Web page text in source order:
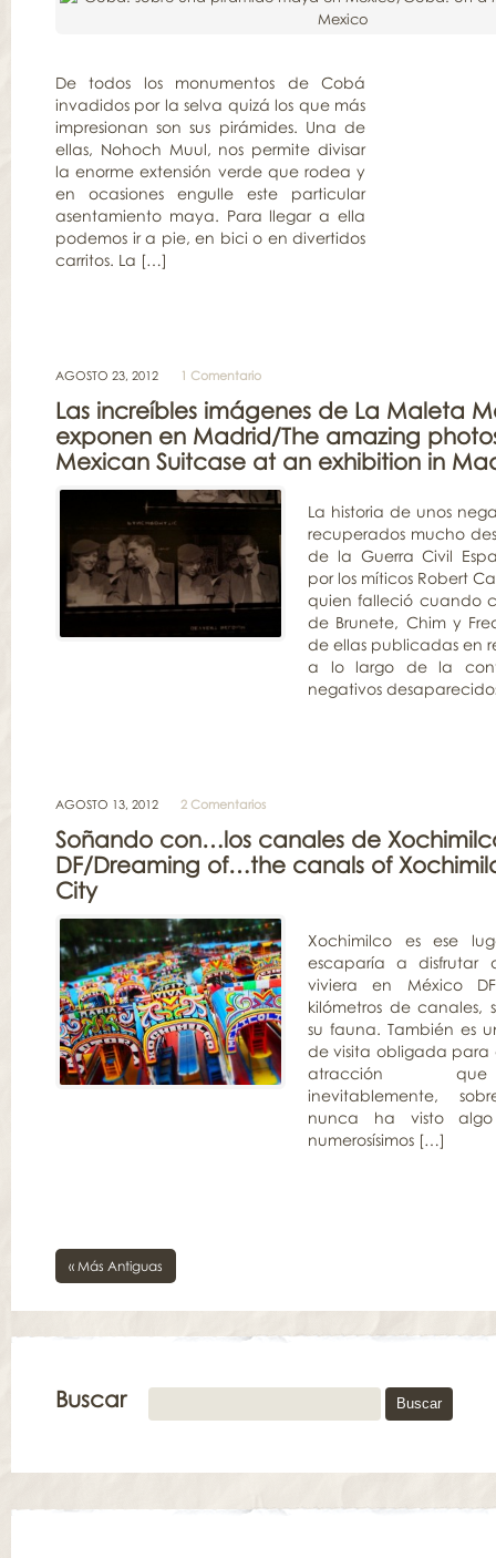
De todos los monumentos de Cobá
invadidos por la selva quizá los que más
impresionan son sus pirámides. Una de
ellas, Nohoch Muul, nos permite divisar
la enorme extensión verde que rodea y
en ocasiones engulle este particular
asentamiento maya. Para llegar a ella
podemos ir a pie, en bici o en divertidos
carritos. La […]
AGOSTO 23, 2012 1 Comentario
Las increíbles imágenes de La Maleta
exponen en Madrid/The amazing
Mexican Suitcase at an exhibition in
La historia de unos
recuperados mucho
de la Guerra Civil
por los míticos Robert
quien falleció cuando
de Brunete, Chim y
de ellas publicadas en
a lo largo de la
negativos
AGOSTO 13, 2012 2 Comentarios
Soñando con…los canales de
DF/Dreaming of…the canals of
City
Xochimilco es ese
escaparía a disfrutar
viviera en México
kilómetros de canales,
su fauna. También es
de visita obligada para
atracción
inevitablemente,
nunca ha visto
numerosísimos […]
« Más Antiguas
Buscar